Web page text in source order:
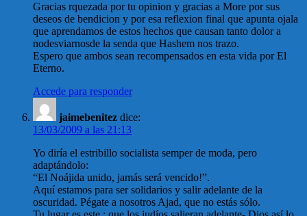
Gracias rquezada por tu opinion y gracias a More por sus
deseos de bendicion y por esa reflexion final que apunta ojala
que aprendamos de estos hechos que causan tanto dolor a
nodesviarnosde la senda que Hashem nos trazo.
Espero que ambos sean recompensados en esta vida por El
Eterno.
Accede para responder
jaimebenitez dice:
13/03/2009 a las 21:13
Yo diría el estribillo socialista semper de moda, pero
adaptándolo:
“El Noájida unido, jamás será vencido!”.
Aquí estamos para ser solidarios y salir adelante de la
oscuridad. Pégate a nosotros Ajad, que no estás sólo.